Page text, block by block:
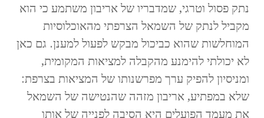
נתק פסול וטרגי, שמדבריו של אריבון משתמע כי הוא
מקביל לנתק של השמאל הצרפתי מהאוכלוסיות
המוחלשות שהוא כביכול מבקש לפעול למענן. גם כאן
לא יכולתי להימנע מהקבלה למציאות המקומית,
ומניסיון להפיק ערך מפרשנותו של המציאות בצרפת:
שלא במפתיע, אריבון מזהה שהנטישה של השמאל
את מעמד הפועלים היא הסיבה לפנייה של אותו